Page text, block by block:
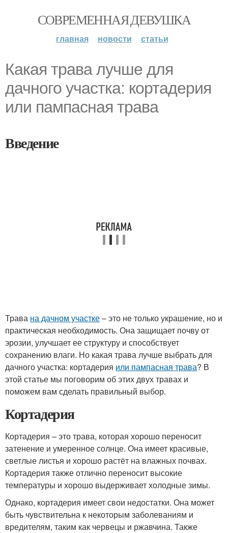
СОВРЕМЕННАЯ ДЕВУШКА
главная новости статьи
Какая трава лучше для
дачного участка: кортадерия
или пампасная трава
Введение
Трава на дачном участке– это не только украшение, но и
практическая необходимость. Она защищает почву от
эрозии, улучшает ее структуру и способствует
сохранению влаги. Но какая трава лучше выбрать для
дачного участка: кортадерия или пампасная трава? В
этой статье мы поговорим об этих двух травах и
поможем вам сделать правильный выбор.
Кортадерия
Кортадерия – это трава, которая хорошо переносит
затенение и умеренное солнце. Она имеет красивые,
светлые листья и хорошо растёт на влажных почвах.
Кортадерия также отлично переносит высокие
температуры и хорошо выдерживает холодные зимы.
Однако, кортадерия имеет свои недостатки. Она может
быть чувствительна к некоторым заболеваниям и
вредителям, таким как червецы и ржавчина. Также